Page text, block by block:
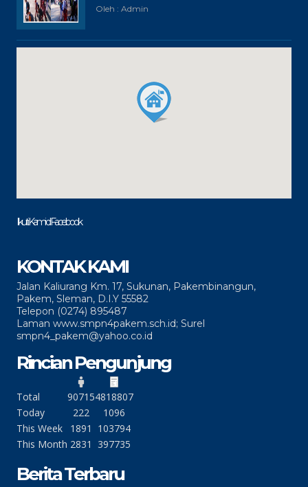
Oleh : Admin
Ikuti Kami di Facebook
KONTAK KAMI
Jalan Kaliurang Km. 17, Sukunan, Pakembinangun,
Pakem, Sleman, D.I.Y 55582
Telepon (0274) 895487
Laman www.smpn4pakem.sch.id; Surel
smpn4_pakem@yahoo.co.id
Rincian Pengunjung
Total 907154818807
Today
222
1096
This Week
1891
103794
This Month 2831 397735
Berita Terbaru